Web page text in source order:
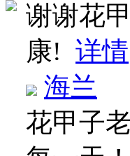
谢谢花
康! 详情
海兰
花甲子